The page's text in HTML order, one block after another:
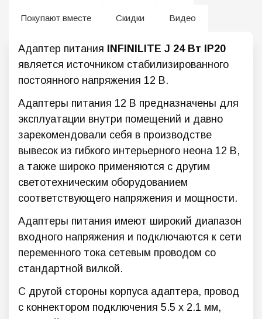
Покупают вместе Скидки Видео
Адаптер питания INFINILITE J 24 Вт IP20
является источником стабилизированного
постоянного напряжения 12 В.
Адаптеры питания 12 В предназначены для
эксплуатации внутри помещений и давно
зарекомендовали себя в производстве
вывесок из гибкого интерьерного неона 12 В,
а также широко применяются с другим
светотехническим оборудованием
соответствующего напряжения и мощности.
Адаптеры питания имеют широкий диапазон
входного напряжения и подключаются к сети
переменного тока сетевым проводом со
стандартной вилкой.
С другой стороны корпуса адаптера, провод
с коннектором подключения 5.5 х 2.1 мм,